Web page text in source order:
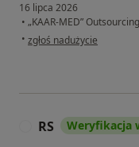
16 lipca 2026
• „KAAR-MED”
• w opinii użytkownika R.Cz.
zgłoś nadużycie
RS Weryfikacja